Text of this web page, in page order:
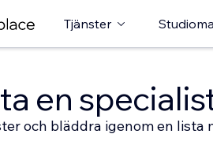
Tjänster
en
och bläddra igenom en lista